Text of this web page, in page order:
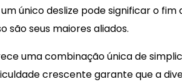
único deslize pode significar o
são seus maiores aliados.
uma combinação única de
crescente garante que a